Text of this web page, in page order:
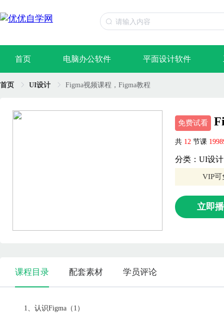
首页 电脑办公软件 平面设计软件
首页 UI设计 Figma视频课程，Figma教程
免费试看
共 12 节课
分类：UI设计
VIP可
立即
课程目录 配套素材 学员评论
1、认识Figma（1）